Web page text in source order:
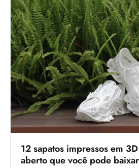
12 sapatos impressos em
aberto que você pode baixar